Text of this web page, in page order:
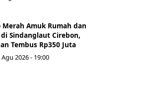
Merah Amuk Rumah dan
di Sindanglaut Cirebon,
Tembus Rp350 Juta
Agu 2026 - 19:00